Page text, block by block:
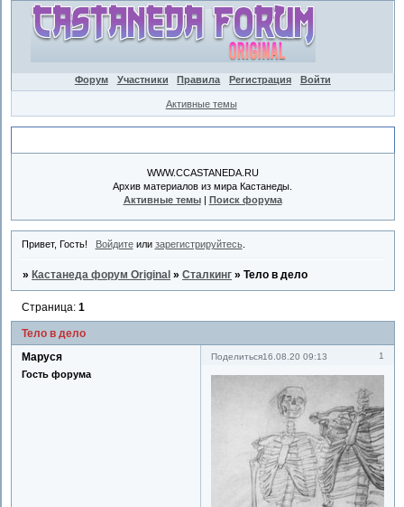
Форум Участники Правила Регистрация Войти
Активные темы
WWW.CCASTANEDA.RU
Архив материалов из мира Кастанеды.
Активные темы| Поиск форума
Привет, Гость! Войдитеили зарегистрируйтесь.
» Кастанеда форум Original »Сталкинг »Тело в дело
Тело в дело
Страница:1
Поделиться 1
16.08.20 09:13
Маруся
Гость форума